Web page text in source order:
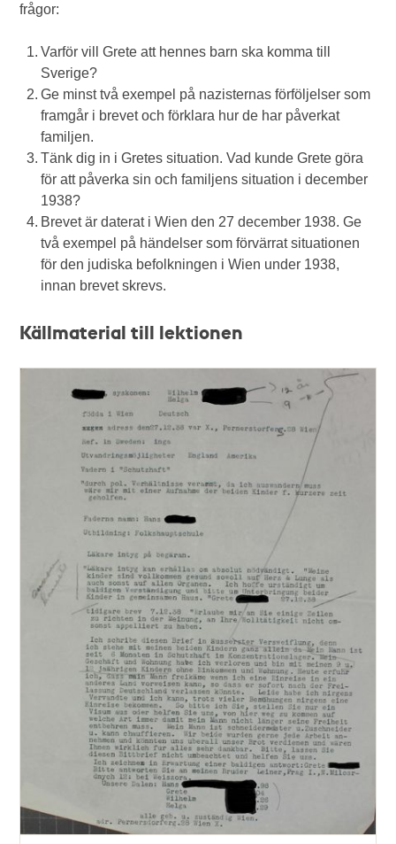
frågor:
Varför vill Grete att hennes barn ska komma till
Sverige?
Ge minst två exempel på nazisternas förföljelser som
framgår i brevet och förklara hur de har påverkat
familjen.
Tänk dig in i Gretes situation. Vad kunde Grete göra
för att påverka sin och familjens situation i december
1938?
Brevet är daterat i Wien den 27 december 1938. Ge
två exempel på händelser som förvärrat situationen
för den judiska befolkningen i Wien under 1938,
innan brevet skrevs.
Källmaterial till lektionen